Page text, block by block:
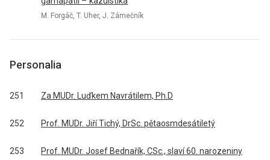
M. Forgáč, T. Uher, J. Zámečník
Personalia
251 Za MUDr. Luďkem Navrátilem, Ph.D
252 Prof. MUDr. Jiří Tichý, DrSc. pětaosmdesátiletý
253 Prof. MUDr. Josef Bednařík, CSc., slaví 60. narozeniny